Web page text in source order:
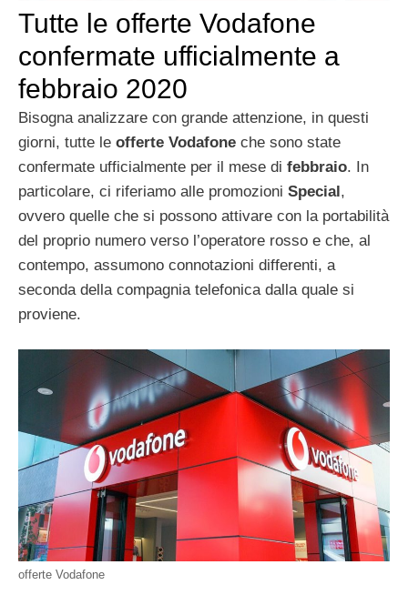
Tutte le offerte Vodafone
confermate ufficialmente a
febbraio 2020
Bisogna analizzare con grande attenzione, in questi
giorni, tutte le offerte Vodafone che sono state
confermate ufficialmente per il mese di febbraio. In
particolare, ci riferiamo alle promozioni Special,
ovvero quelle che si possono attivare con la portabilità
del proprio numero verso l’operatore rosso e che, al
contempo, assumono connotazioni differenti, a
seconda della compagnia telefonica dalla quale si
proviene.
offerte Vodafone